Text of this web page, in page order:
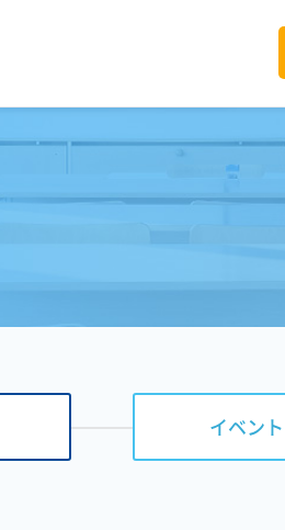
イベント